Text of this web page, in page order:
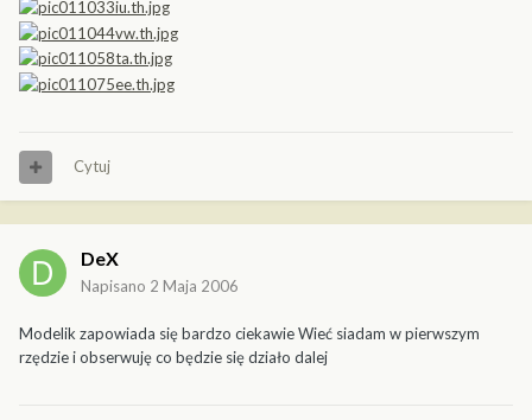
Cytuj
DeX
Napisano 2 Maja 2006
Modelik zapowiada się bardzo ciekawie Wieć siadam w pierwszym
rzędzie i obserwuję co będzie się działo dalej